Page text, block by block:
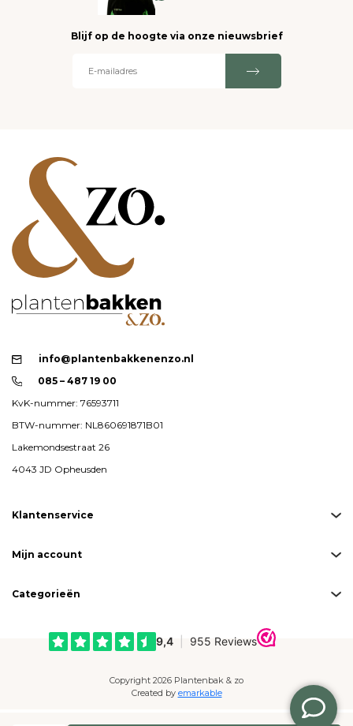
Blijf op de hoogte via onze nieuwsbrief
info@plantenbakkenenzo.nl
085 – 487 19 00
KvK-nummer: 76593711
BTW-nummer: NL860691871B01
Lakemondsestraat 26
4043 JD Opheusden
Klantenservice
Mijn account
Categorieën
Copyright 2026 Plantenbak & zo
Created by emarkable